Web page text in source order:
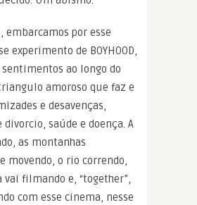
embarcamos por esse
experimento de BOYHOOD,
ao longo do
amoroso que faz e
e desavenças,
divorcio, saúde e doença. A
as montanhas
movendo, o rio correndo,
vai filmando e, “together”,
com esse cinema, nesse